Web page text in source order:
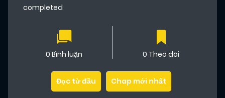
completed
0 Bình luận 0 Theo dõi
Đọc từ đầu Chap mới nhất